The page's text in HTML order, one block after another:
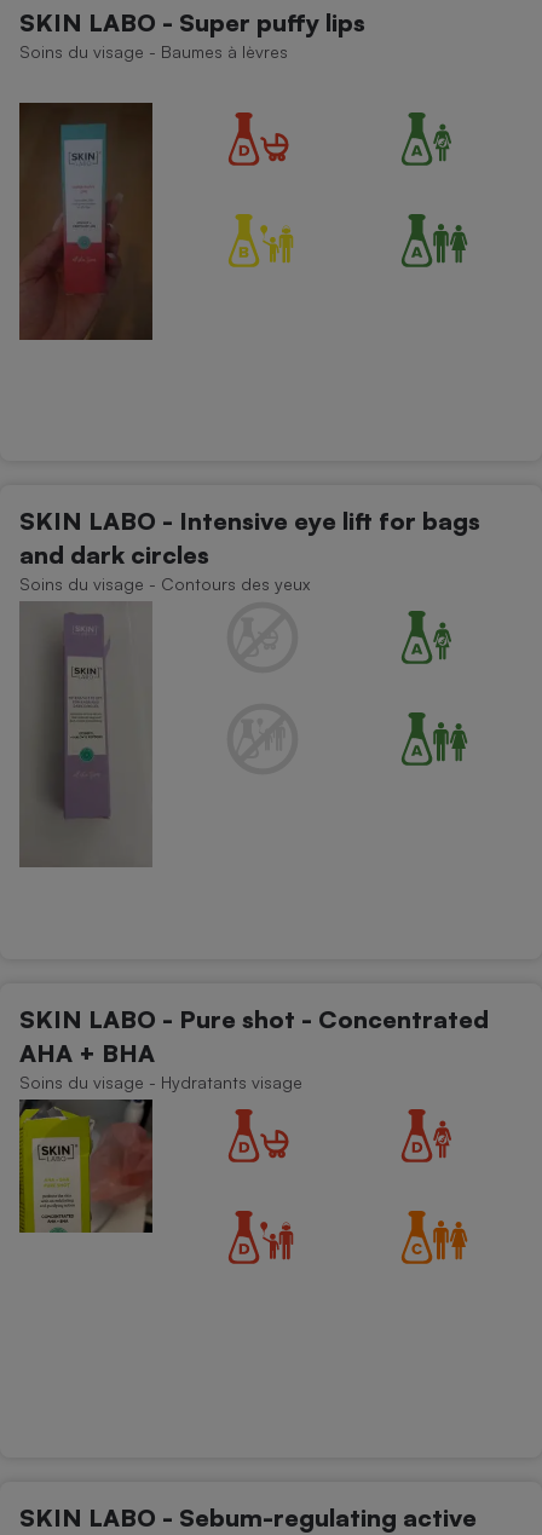
SKIN LABO - Super puffy lips
Soins du visage - Baumes à lèvres
SKIN LABO - Intensive eye lift for bags
and dark circles
Soins du visage - Contours des yeux
SKIN LABO - Pure shot - Concentrated
AHA + BHA
Soins du visage - Hydratants visage
SKIN LABO - Sebum-regulating active